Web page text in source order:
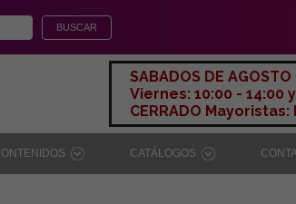
SABADOS DE
Viernes: 10:00 - 14:00
CERRADO
CATÁLOGOS